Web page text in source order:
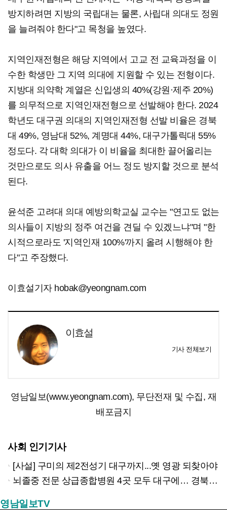
방지하려면 지방의 국립대는 물론, 사립대 의대도 정원
을 늘려줘야 한다"고 목청을 높였다.
지역인재전형은 해당 지역에서 고교 전 교육과정을 이
수한 학생만 그 지역 의대에 지원할 수 있는 전형이다.
지방대 의약학 계열은 신입생의 40%(강원·제주 20%)
를 의무적으로 지역인재전형으로 선발해야 한다. 2024
학년도 대구권 의대의 지역인재전형 선발 비율은 경북
대 49%, 영남대 52%, 계명대 44%, 대구가톨릭대 55%
정도다. 각 대학 의대가 이 비율을 최대한 끌어올리는
것만으로도 의사 유출을 어느 정도 방지할 것으로 분석
된다.
윤석준 고려대 의대 예방의학교실 교수는 "연고도 없는
의사들이 지방의 정주 여건을 견딜 수 있겠느냐"며 "한
시적으로라도 '지역인재 100%'까지 올려 시행해야 한
다"고 주장했다.
이효설기자 hobak@yeongnam.com
이효설
기사 전체보기
영남일보(www.yeongnam.com), 무단전재 및 수집, 재
배포금지
사회 인기기사
[사설] 구미의 제2전성기 대구까지...옛 영광 되찾아야
뇌졸중 전문 상급종합병원 4곳 모두 대구에… 경북은 골든타임 사각지대
영남일보TV